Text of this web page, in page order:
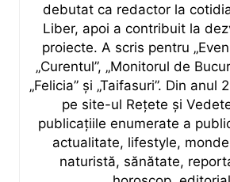
debutat ca redactor la
Liber, apoi a contribuit la
proiecte. A scris pentru
„Curentul”, „Monitorul de
„Felicia” și „Taifasuri”. Din anul
pe site-ul Rețete și
publicațiile enumerate a
actualitate, lifestyle,
naturistă, sănătate,